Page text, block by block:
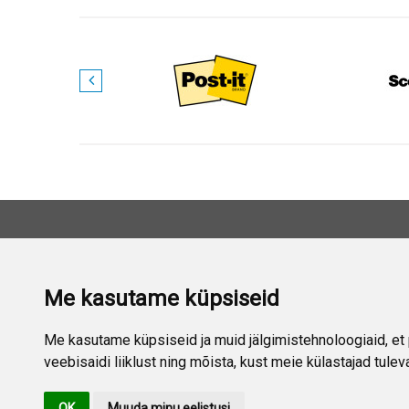
Me kasutame küpsiseid
Me kasutame küpsiseid ja muid jälgimistehnoloogiaid,
veebisaidi liiklust ning mõista, kust meie külastajad